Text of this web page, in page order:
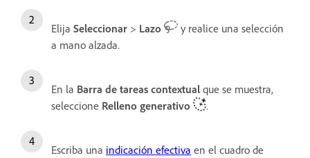
Elija Seleccionar > Lazo
y realice una selección
a mano alzada.
En la Barra de tareas contextual que se muestra,
seleccione Relleno generativo .
Escriba una indicación efectiva en el cuadro de